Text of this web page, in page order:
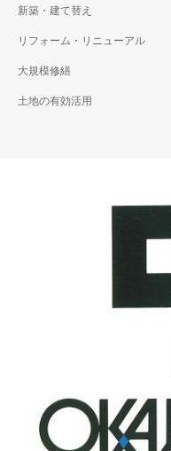
新築・建て替え
リフォーム・リニューアル
大規模修繕
土地の有効活用